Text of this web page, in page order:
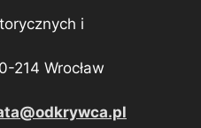
i
214 Wrocław